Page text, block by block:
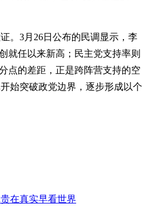
。3月26日公布的民调显示，李
就任以来新高；民主党支持率则
点的差距，正是跨阵营支持的空
始突破政党边界，逐步形成以个
贵在真实早看世界